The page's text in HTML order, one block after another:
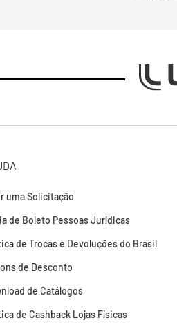
uma Solicitação
de Boleto Pessoas Jurídicas
de Trocas e Devoluções do Brasil
de Desconto
de Catálogos
de Cashback Lojas Físicas